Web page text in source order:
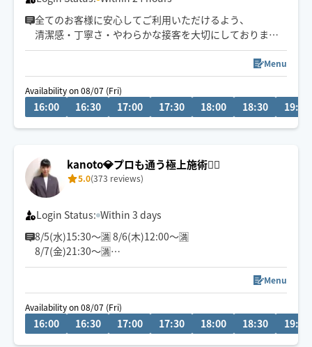
全てのお客様に安心してご利用いただけるよう、
清潔感・丁寧さ・やわらかな接客を大切にしております
🌙
予約枠×の場合でも、
事前に↗︎のチャット💬いただけますと
対応可能な場合がございます😊
Menu
Availability on 08/07 (Fri)
16:00 16:30 17:00 17:30 18:00 18:30 19:00
kanoto💎プロも通う極上施術💆‍♀️
5.0(373 reviews)
Login Status: Within 3 days
8/5(水)15:30〜🈵 8/6(木)12:00〜🈵
8/7(金)21:30〜🈵
雑誌BELLEZZaにHoguguより選出いただき掲載していた
だきました📕✨
ご予約は90分〜承っております🕊️
Menu
Availability on 08/07 (Fri)
16:00 16:30 17:00 17:30 18:00 18:30 19:00